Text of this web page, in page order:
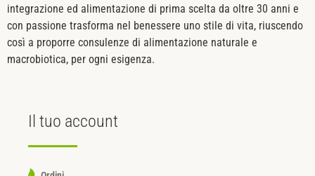
integrazione ed alimentazione di prima scelta da oltre 30 anni e
con passione trasforma nel benessere uno stile di vita, riuscendo
così a proporre consulenze di alimentazione naturale e
macrobiotica, per ogni esigenza.
Il tuo account